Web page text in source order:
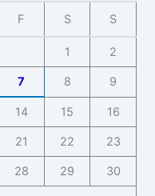
F S S
1 2
7 8 9
14 15 16
21 22 23
28 29 30